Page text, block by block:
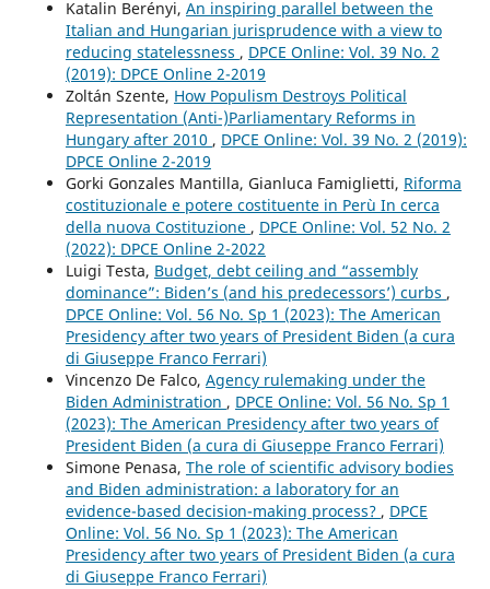
Katalin Berényi, An inspiring parallel between the
Italian and Hungarian jurisprudence with a view to
reducing statelessness , DPCE Online: Vol. 39 No. 2
(2019): DPCE Online 2-2019
Zoltán Szente, How Populism Destroys Political
Representation (Anti-)Parliamentary Reforms in
Hungary after 2010 , DPCE Online: Vol. 39 No. 2 (2019):
DPCE Online 2-2019
Gorki Gonzales Mantilla, Gianluca Famiglietti, Riforma
costituzionale e potere costituente in Perù In cerca
della nuova Costituzione , DPCE Online: Vol. 52 No. 2
(2022): DPCE Online 2-2022
Luigi Testa, Budget, debt ceiling and “assembly
dominance”: Biden’s (and his predecessors’) curbs ,
DPCE Online: Vol. 56 No. Sp 1 (2023): The American
Presidency after two years of President Biden (a cura
di Giuseppe Franco Ferrari)
Vincenzo De Falco, Agency rulemaking under the
Biden Administration , DPCE Online: Vol. 56 No. Sp 1
(2023): The American Presidency after two years of
President Biden (a cura di Giuseppe Franco Ferrari)
Simone Penasa, The role of scientific advisory bodies
and Biden administration: a laboratory for an
evidence-based decision-making process? , DPCE
Online: Vol. 56 No. Sp 1 (2023): The American
Presidency after two years of President Biden (a cura
di Giuseppe Franco Ferrari)